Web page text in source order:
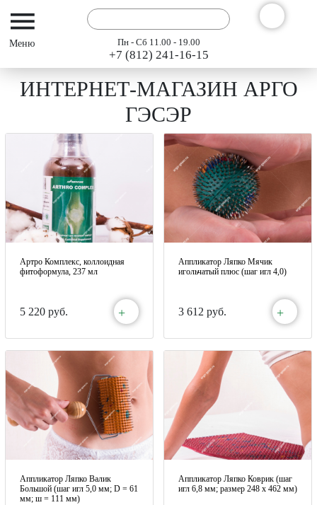
Пн - Сб 11.00 - 19.00
+7 (812) 241-16-15
ИНТЕРНЕТ-МАГАЗИН АРГО
ГЭСЭР
Артро Комплекс, коллоидная
фитоформула, 237 мл
5 220 руб. +
Аппликатор Ляпко Мячик
игольчатый плюс (шаг игл 4,0)
3 612 руб. +
Аппликатор Ляпко Валик
Большой (шаг игл 5,0 мм; D = 61
мм; ш = 111 мм)
Аппликатор Ляпко Коврик (шаг
игл 6,8 мм; размер 248 х 462 мм)